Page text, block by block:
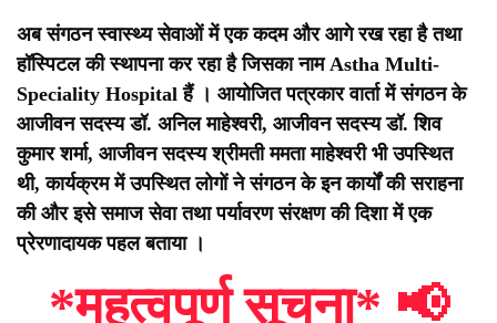
अब संगठन स्वास्थ्य सेवाओं में एक कदम और आगे रख रहा है तथा
हॉस्पिटल की स्थापना कर रहा है जिसका नाम Astha Multi-
Speciality Hospital हैं । आयोजित पत्रकार वार्ता में संगठन के
आजीवन सदस्य डॉ. अनिल माहेश्वरी, आजीवन सदस्य डॉ. शिव
कुमार शर्मा, आजीवन सदस्य श्रीमती ममता माहेश्वरी भी उपस्थित
थी, कार्यक्रम में उपस्थित लोगों ने संगठन के इन कार्यों की सराहना
की और इसे समाज सेवा तथा पर्यावरण संरक्षण की दिशा में एक
प्रेरणादायक पहल बताया ।
*महत्वपूर्ण सूचना* 📢